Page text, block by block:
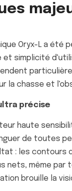
Oryx-L a été
et simplicité
la chasse et
précise
haute
de toutes
: les contours
nets, même par
brouille la